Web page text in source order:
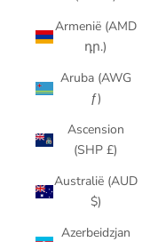
Armenië (AMD
դր.)
Aruba (AWG
ƒ)
Ascension
(SHP £)
Australië (AUD
$)
Azerbeidzjan